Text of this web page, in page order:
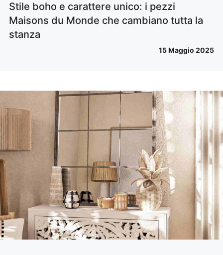
Stile boho e carattere unico: i pezzi
Maisons du Monde che cambiano tutta la
stanza
15 Maggio 2025